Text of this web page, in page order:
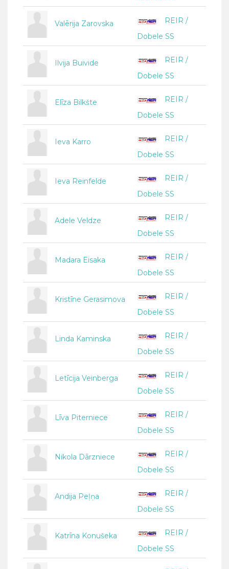
Valērija Zarovska
REIR /
Dobele SS
Ilvija Buivide
REIR /
Dobele SS
Elīza Bilkšte
REIR /
Dobele SS
Ieva Karro
REIR /
Dobele SS
Ieva Reinfelde
REIR /
Dobele SS
Adele Veldze
REIR /
Dobele SS
Madara Eisaka
REIR /
Dobele SS
Kristīne Gerasimova
REIR /
Dobele SS
Linda Kaminska
REIR /
Dobele SS
Letīcija Veinberga
REIR /
Dobele SS
Līva Piterniece
REIR /
Dobele SS
Nikola Dārzniece
REIR /
Dobele SS
Andija Peļņa
REIR /
Dobele SS
Katrīna Konušeka
REIR /
Dobele SS